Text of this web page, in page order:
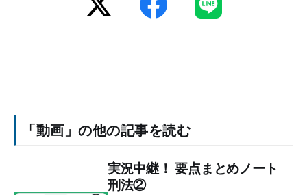
「動画」の他の記事を読む
実況中継！ 要点まとめノート
刑法②